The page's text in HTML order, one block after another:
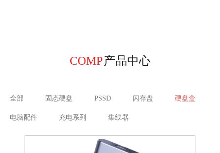
COMP产品中心
全部 固态硬盘 PSSD 闪存盘 硬盘盒
电脑配件 充电系列 集线器